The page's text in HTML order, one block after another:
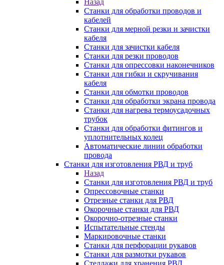
Назад
Станки для обработки проводов и
кабелей
Станки для мерной резки и зачистки
кабеля
Станки для зачистки кабеля
Станки для резки проводов
Станки для опрессовки наконечников
Станки для гибки и скручивания
кабеля
Станки для обмотки проводов
Станки для обработки экрана провода
Станки для нагрева термоусадочных
трубок
Станки для обработки фитингов и
уплотнительных колец
Автоматические линии обработки
провода
Станки для изготовления РВД и труб
Назад
Станки для изготовления РВД и труб
Опрессовочные станки
Отрезные станки для РВД
Окорочные станки для РВД
Окорочно-отрезные станки
Испытательные стенды
Маркировочные станки
Станки для перфорации рукавов
Станки для размотки рукавов
Стеллажи для хранения РВД